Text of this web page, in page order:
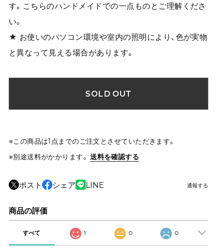
す。こちらのハンドメイドでの一点ものとご理解くださ
い。
★ お使いのパソコン環境や室内の照明により、色が実物
と異なって見える場合があります。
SOLD OUT
※この商品は1点までのご注文とさせていただきます。
※別途送料がかかります。 送料を確認する
ポスト シェア LINE 通報する
商品の評価
すべて 1 0 0